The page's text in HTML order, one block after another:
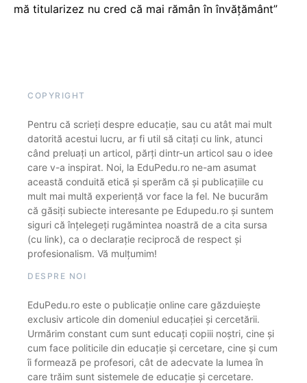
mă titularizez nu cred că mai rămân în învățământ”
COPYRIGHT
Pentru că scrieți despre educație, sau cu atât mai mult
datorită acestui lucru, ar fi util să citați cu link, atunci
când preluați un articol, părți dintr-un articol sau o idee
care v-a inspirat. Noi, la EduPedu.ro ne-am asumat
această conduită etică și sperăm că și publicațiile cu
mult mai multă experiență vor face la fel. Ne bucurăm
că găsiți subiecte interesante pe Edupedu.ro și suntem
siguri că înțelegeți rugămintea noastră de a cita sursa
(cu link), ca o declarație reciprocă de respect și
profesionalism. Vă mulțumim!
DESPRE NOI
EduPedu.ro este o publicație online care găzduiește
exclusiv articole din domeniul educației și cercetării.
Urmărim constant cum sunt educați copiii noștri, cine și
cum face politicile din educație și cercetare, cine și cum
îi formează pe profesori, cât de adecvate la lumea în
care trăim sunt sistemele de educație și cercetare.